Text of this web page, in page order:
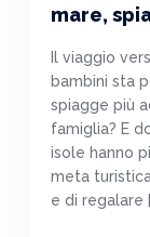
mare,
Il viaggio
bambini sta
spiagge più
famiglia? E
isole hanno
meta
e di regalare